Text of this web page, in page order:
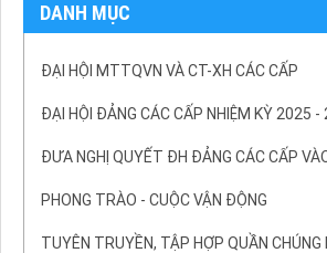
DANH MỤC
ĐẠI HỘI MTTQVN VÀ CT-XH CÁC CẤP
ĐẠI HỘI ĐẢNG CÁC CẤP NHIỆM KỲ 2025 -
ĐƯA NGHỊ QUYẾT ĐH ĐẢNG CÁC CẤP
PHONG TRÀO - CUỘC VẬN ĐỘNG
TUYÊN TRUYỀN, TẬP HỢP QUẦN CHÚNG